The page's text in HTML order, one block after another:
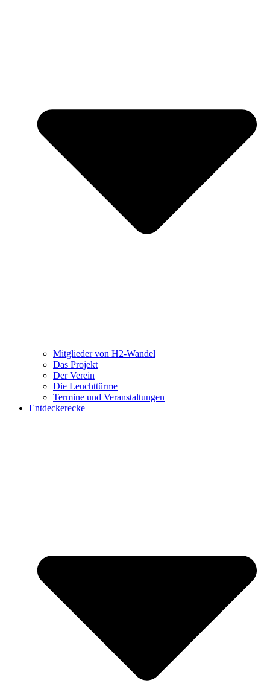
Mitglieder von H2-Wandel
Das Projekt
Der Verein
Die Leuchttürme
Termine und Veranstaltungen
Entdeckerecke